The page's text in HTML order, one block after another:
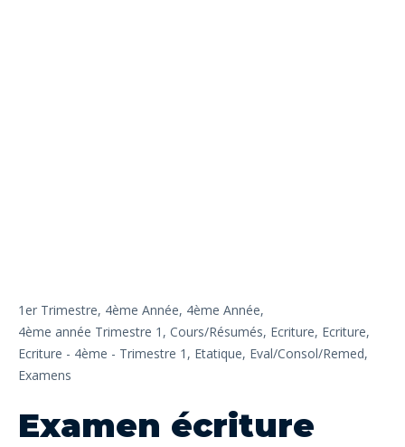
1er Trimestre, 4ème Année, 4ème Année,
4ème année Trimestre 1, Cours/Résumés, Ecriture, Ecriture,
Ecriture - 4ème - Trimestre 1, Etatique, Eval/Consol/Remed,
Examens
Examen écriture